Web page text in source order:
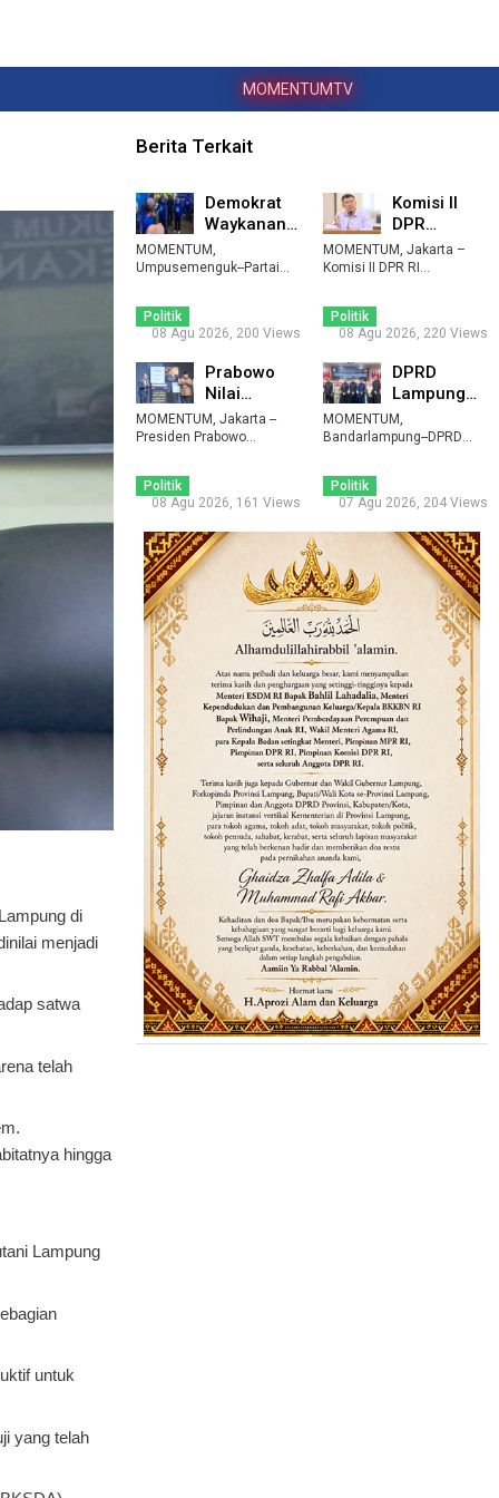
MOMENTUMTV
di
menjadi
satwa
telah
hingga
Lampung
untuk
yang telah
Berita Terkait
Demokrat
Waykanan
Geber
Indonesia
MOMENTUM,
Umpusemenguk--Partai
Politik
08 Agu 2026, 200 Views
Komisi II
DPR
Apresiasi
Bantuan
MOMENTUM, Jakarta –
Komisi II DPR RI
Politik
08 Agu 2026, 220 Views
Prabowo
Nilai
Perjalanan
Hidup Bahlil
MOMENTUM, Jakarta --
Presiden Prabowo
Politik
08 Agu 2026, 161 Views
DPRD
Lampung
Sepakati
Perubahan
MOMENTUM,
Bandarlampung--DPRD
Politik
07 Agu 2026, 204 Views